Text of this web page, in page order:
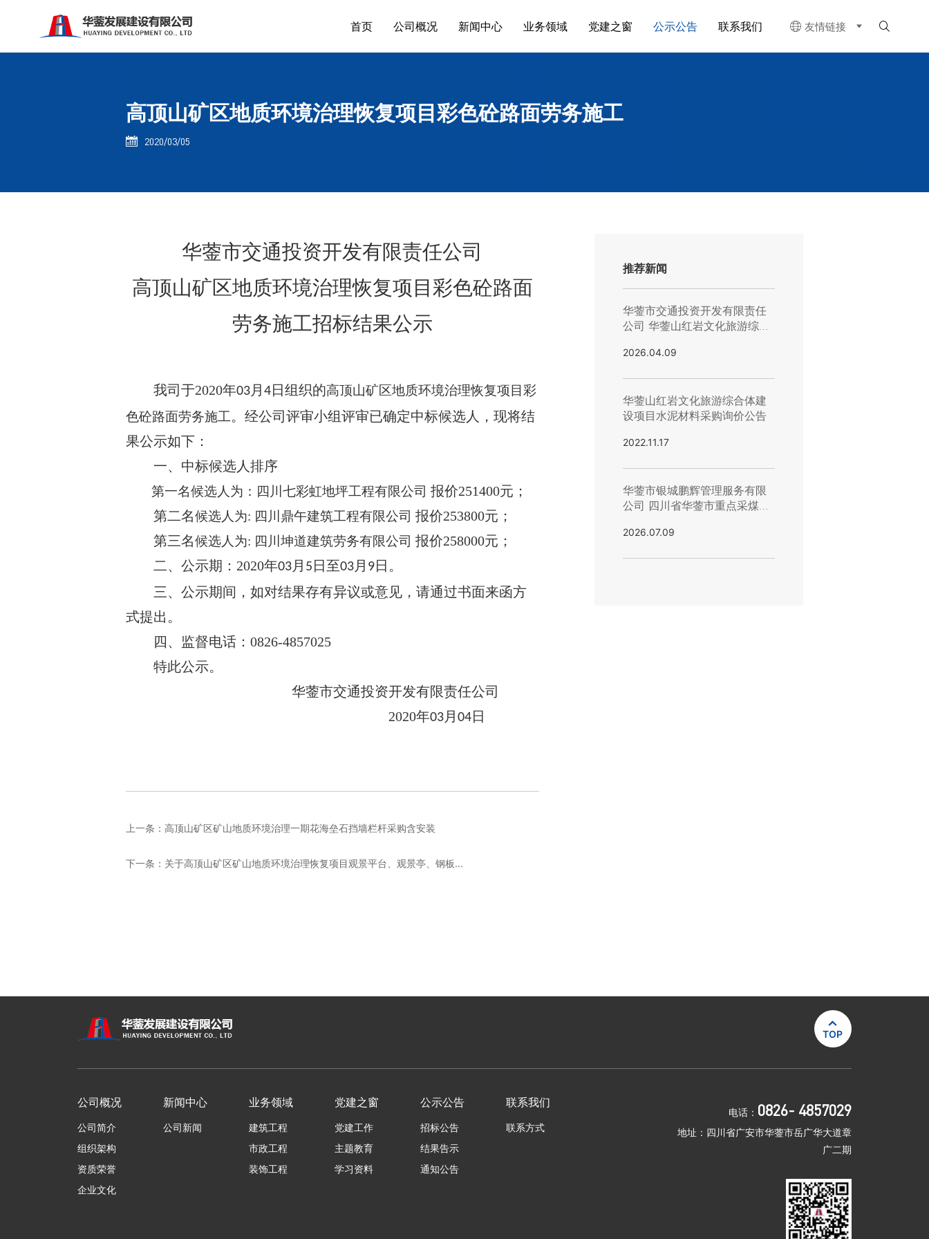
首页 公司概况 新闻中心 业务领域 党建之窗 公示公告 联系我们  友情链接 
高顶山矿区地质环境治理恢复项目彩色砼路面劳务施工
 2020/03/05
华蓥市交通投资开发有限责任公司
高顶山矿区地质环境治理恢复项目彩色砼路面
劳务施工招标结果公示
我司于2020年03 月4 日组织的高顶山矿区地质环境治理恢复项目彩
色砼路面劳务施工。经公司评审小组评审已确定中标候选人，现将结
果公示如下：
一、 中标候选人排序
第一名候选人为：四川七彩虹地坪工程有限公司 报价251400元；
第二名候选人为: 四川鼎午建筑工程有限公司 报价253800元；
第三名候选人为: 四川坤道建筑劳务有限公司 报价258000元；
二、公示期： 2020年03 月 5 日至03 月 9 日。
三、公示期间，如对结果存有异议或意见，请通过书面来函方
式提出。
四、监督电话：0826-4857025
特此公示。
华蓥市交通投资开发有限责任公司
2020年03 月04 日
上一条：高顶山矿区矿山地质环境治理一期花海垒石挡墙栏杆采购含安装
下一条： 关于高顶山矿区矿山地质环境治理恢复项目观景平台、观景亭、钢板...
推荐新闻
华蓥市交通投资开发有限责任
公司 华蓥山红岩文化旅游综合
外工程流标公示
2026.04.09
华蓥山红岩文化旅游综合体建
设项目水泥材料采购询价公告
2022.11.17
华蓥市银城鹏辉管理服务有限
公司 四川省华蓥市重点采煤沉
道（蓥西、栋梁、城南）片区
2026.07.09

TOP
公司概况
公司简介
组织架构
资质荣誉
企业文化
新闻中心
公司新闻
业务领域
建筑工程
市政工程
装饰工程
党建之窗
党建工作
主题教育
学习资料
公示公告
招标公告
结果告示
通知公告
联系我们
联系方式
电话： 0826- 4857029
地址：四川省广安市华蓥市岳广华大道章
广二期